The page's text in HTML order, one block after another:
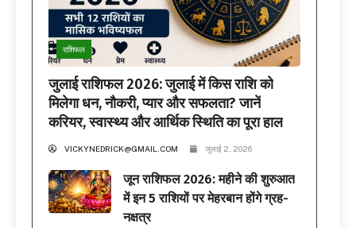
राशिफल
जुलाई राशिफल 2026: जुलाई में किस राशि को
मिलेगा धन, नौकरी, प्यार और सफलता? जानें
करियर, स्वास्थ्य और आर्थिक स्थिति का पूरा हाल
VICKYNEDRICK@GMAIL.COM जुलाई 2, 2026
जून राशिफल 2026: महीने की शुरुआत
में इन 5 राशियों पर मेहरबान होंगे ग्रह-
नक्षत्र